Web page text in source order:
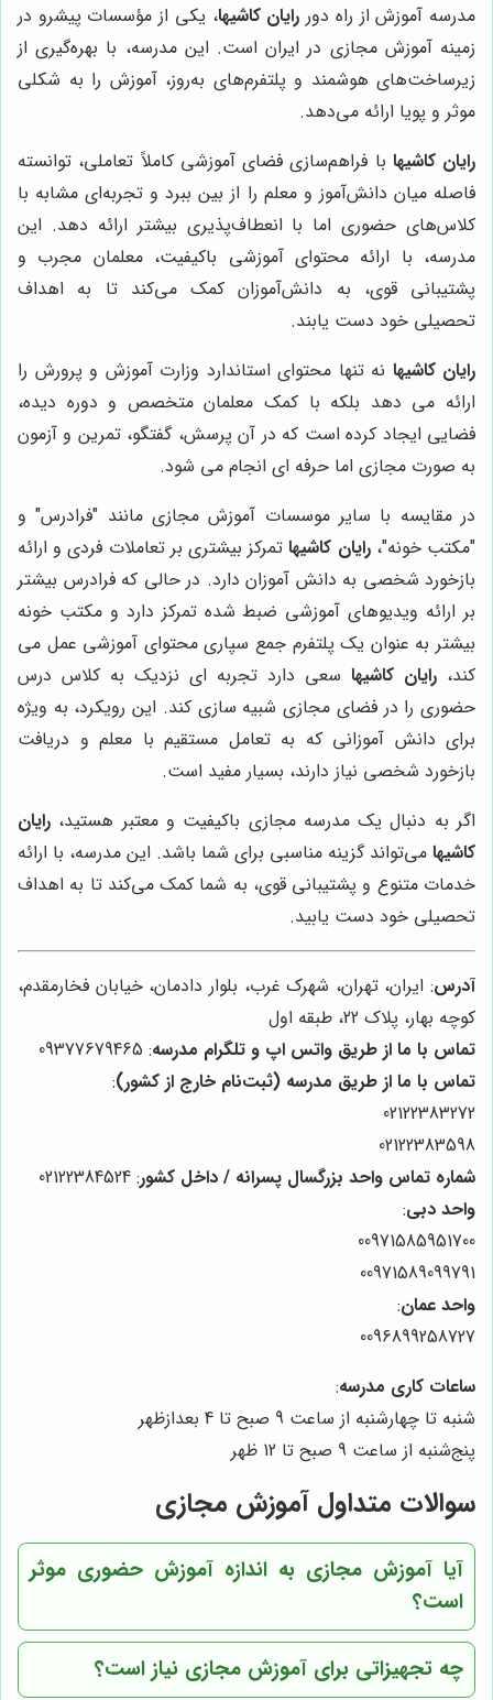
مدرسه آموزش از راه دور رایان کاشیها، یکی از مؤسسات پیشرو در
زمینه آموزش مجازی در ایران است. این مدرسه، با بهره‌گیری از
زیرساخت‌های هوشمند و پلتفرم‌های به‌روز، آموزش را به شکلی
موثر و پویا ارائه می‌دهد.
رایان کاشیها با فراهم‌سازی فضای آموزشی کاملاً تعاملی، توانسته
فاصله میان دانش‌آموز و معلم را از بین ببرد و تجربه‌ای مشابه با
کلاس‌های حضوری اما با انعطاف‌پذیری بیشتر ارائه دهد. این
مدرسه، با ارائه محتوای آموزشی باکیفیت، معلمان مجرب و
پشتیبانی قوی، به دانش‌آموزان کمک می‌کند تا به اهداف
تحصیلی خود دست یابند.
رایان کاشیها نه تنها محتوای استاندارد وزارت آموزش و پرورش را
ارائه می دهد بلکه با کمک معلمان متخصص و دوره دیده،
فضایی ایجاد کرده است که در آن پرسش، گفتگو، تمرین و آزمون
به صورت مجازی اما حرفه ای انجام می شود.
در مقایسه با سایر موسسات آموزش مجازی مانند "فرادرس" و
"مکتب خونه"،رایان کاشیهاتمرکز بیشتری بر تعاملات فردی و ارائه
بازخورد شخصی به دانش آموزان دارد. در حالی که فرادرس بیشتر
بر ارائه ویدیوهای آموزشی ضبط شده تمرکز دارد و مکتب خونه
بیشتر به عنوان یک پلتفرم جمع سپاری محتوای آموزشی عمل می
کند، رایان کاشیها سعی دارد تجربه ای نزدیک به کلاس درس
حضوری را در فضای مجازی شبیه سازی کند. این رویکرد، به ویژه
برای دانش آموزانی که به تعامل مستقیم با معلم و دریافت
بازخورد شخصی نیاز دارند، بسیار مفید است.
اگر به دنبال یک مدرسه مجازی باکیفیت و معتبر هستید، رایان
کاشیها می‌تواند گزینه مناسبی برای شما باشد. این مدرسه، با ارائه
خدمات متنوع و پشتیبانی قوی، به شما کمک می‌کند تا به اهداف
تحصیلی خود دست یابید.
آدرس: ایران، تهران، شهرک غرب، بلوار دادمان، خیابان فخارمقدم،
کوچه بهار، پلاک 22، طبقه اول
تماس با ما از طریق واتس اپ و تلگرام مدرسه: 09377679465
تماس با ما از طریق مدرسه (ثبت‌نام خارج از کشور):
02122383272
02122383598
شماره تماس واحد بزرگسال پسرانه / داخل کشور: 02122384524
واحد دبی:
00971585951700
00971589099791
واحد عمان:
0096899258727
ساعات کاری مدرسه:
شنبه تا چهارشنبه از ساعت 9 صبح تا 4 بعدازظهر
پنج‌شنبه از ساعت 9 صبح تا 12 ظهر
سوالات متداول آموزش مجازی
آیا آموزش مجازی به اندازه آموزش حضوری موثر
است؟
چه تجهیزاتی برای آموزش مجازی نیاز است؟